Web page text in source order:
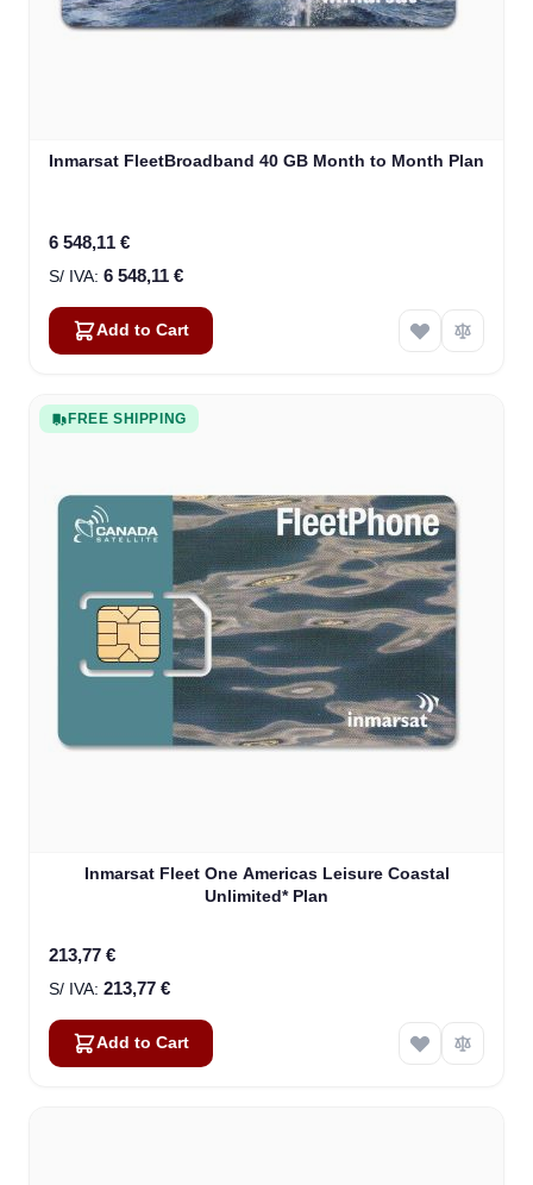
Inmarsat FleetBroadband 40 GB Month to Month Plan
6 548,11 €
6 548,11 €
Add to Cart
FREE SHIPPING
Inmarsat Fleet One Americas Leisure Coastal
Unlimited* Plan
213,77 €
213,77 €
Add to Cart